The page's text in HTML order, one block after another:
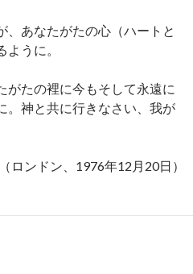
、あなたがたの心（ハートと
うに。
がたの裡に今もそして永遠に
。神と共に行きなさい、我が
（ロンドン、1976年12月20日）